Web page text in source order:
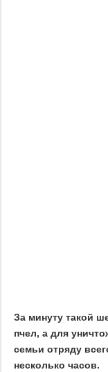
За минуту такой
пчел, а для
семьи отряду
несколько часов.